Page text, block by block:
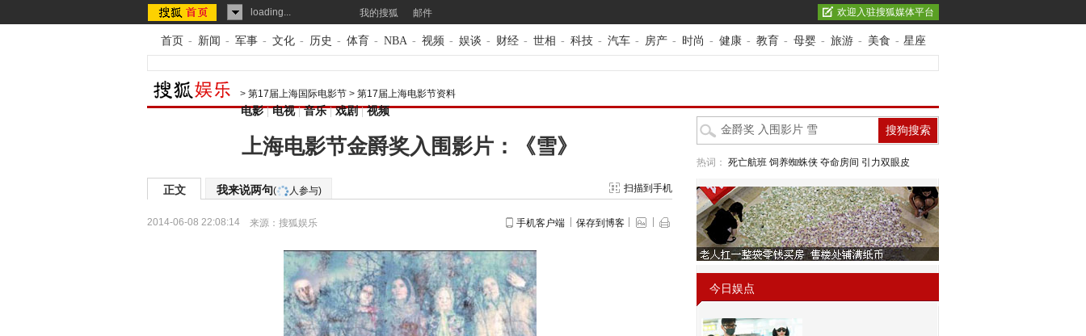
loading... 我的搜狐 邮件 欢迎入驻搜狐媒体平台
首页 - 新闻 - 军事 - 文化 - 历史 - 体育 - NBA - 视频 - 娱谈 - 财经 - 世相 - 科技 - 汽车 - 房产 - 时尚 - 健康 - 教育 - 母婴 - 旅游 - 美食 - 星座
> 第17届上海国际电影节 > 第17届上海电影节资料
电影|电视|音乐|戏剧|视频
上海电影节金爵奖入围影片：《雪》
正文 我来说两句( 人参与) 扫描到手机
2014-06-08 22:08:14 来源： 搜狐娱乐 手机客户端 保存到博客
热词： 死亡航班 饲养蜘蛛侠 夺命房间 引力双眼皮
今日娱点